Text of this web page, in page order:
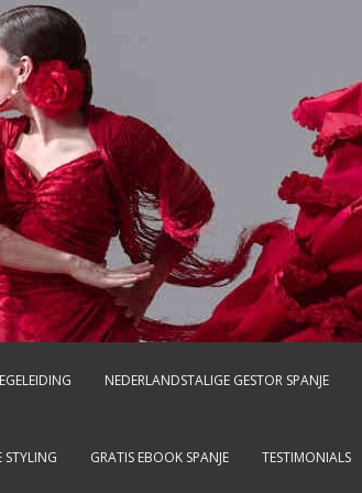
NEDERLANDSTALIGE GESTOR SPANJE
STYLING GRATIS EBOOK SPANJE TESTIMONIALS